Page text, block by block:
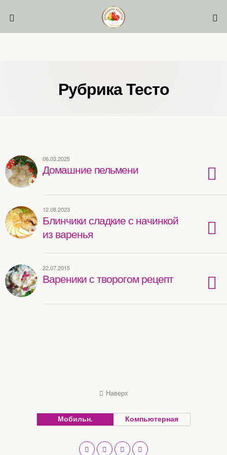
Рубрика Тесто
06.03.2025
Домашние пельмени
12.08.2023
Блинчики сладкие с начинкой
из варенья
22.07.2015
Вареники с творогом рецепт
Наверх
Мобильн. Компьютерная